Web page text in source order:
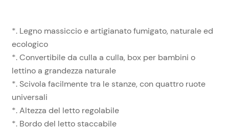
*. Legno massiccio e artigianato fumigato, naturale ed
ecologico
*. Convertibile da culla a culla, box per bambini o
lettino a grandezza naturale
*. Scivola facilmente tra le stanze, con quattro ruote
universali
*. Altezza del letto regolabile
*. Bordo del letto staccabile